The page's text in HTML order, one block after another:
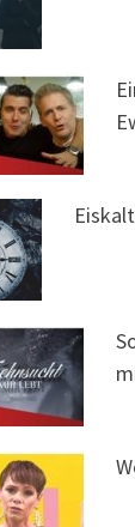
Eiskalt